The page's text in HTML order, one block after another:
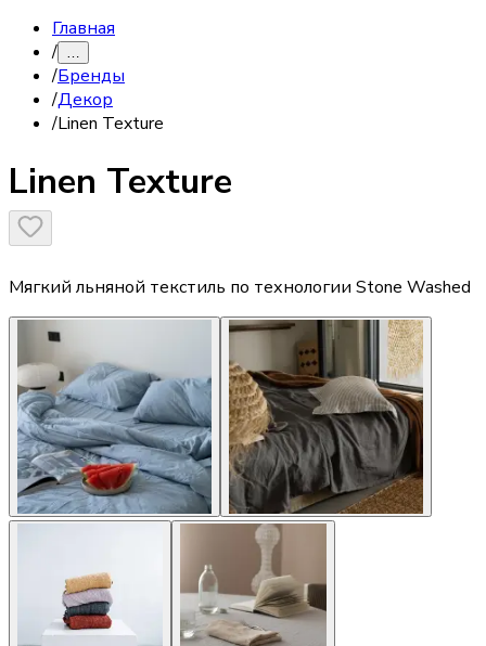
Главная
/ …
/Бренды
/Декор
/Linen Texture
Linen Texture
Мягкий льняной текстиль по технологии Stone Washed